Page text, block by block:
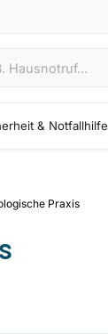
& Notfallhilfe
Praxis